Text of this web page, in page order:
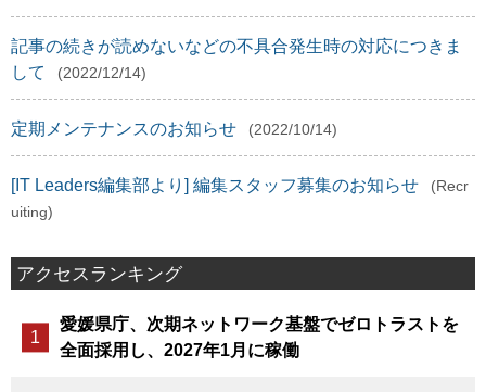
記事の続きが読めないなどの不具合発生時の対応につきま
して
(2022/12/14)
定期メンテナンスのお知らせ (2022/10/14)
[IT Leaders編集部より] 編集スタッフ募集のお知らせ
(Recr
uiting)
アクセスランキング
愛媛県庁、次期ネットワーク基盤でゼロトラストを
全面採用し、2027年1月に稼働